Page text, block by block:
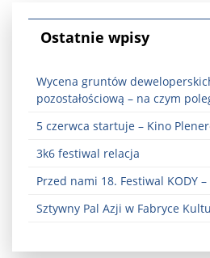
Ostatnie wpisy
Wycena gruntów
pozostałościową – na czym
5 czerwca startuje – Kino
3k6 festiwal relacja
Przed nami 18. Festiwal KODY
Sztywny Pal Azji w Fabryce